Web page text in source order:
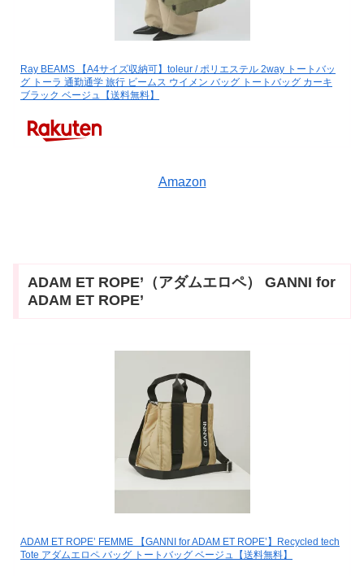
Ray BEAMS 【A4サイズ収納可】toleur / ポリエステル 2way トートバッ
グ トーラ 通勤通学 旅行 ビームス ウイメン バッグ トートバッグ カーキ
ブラック ベージュ【送料無料】
Amazon
ADAM ET ROPE’（アダムエロペ） GANNI for
ADAM ET ROPE’
ADAM ET ROPE’ FEMME 【GANNI for ADAM ET ROPE’】Recycled tech
Tote アダムエロペ バッグ トートバッグ ベージュ【送料無料】